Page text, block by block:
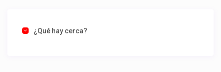
¿Qué hay cerca?